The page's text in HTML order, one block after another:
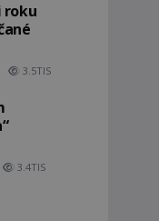
roku
3.5TIS
3.4TIS